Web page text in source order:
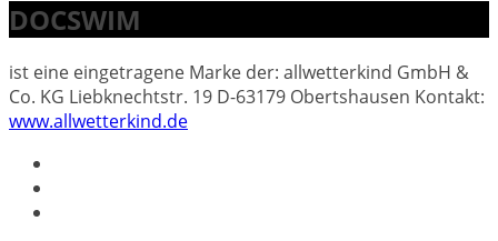
DOCSWIM
ist eine eingetragene Marke der: allwetterkind GmbH &
Co. KG Liebknechtstr. 19 D-63179 Obertshausen Kontakt:
www.allwetterkind.de